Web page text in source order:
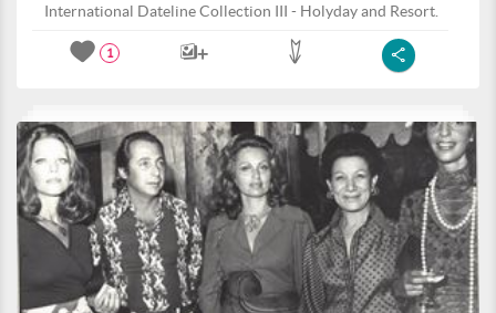
International Dateline Collection III - Holyday and Resort.
1